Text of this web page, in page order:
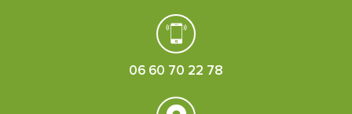
06 60 70 22 78